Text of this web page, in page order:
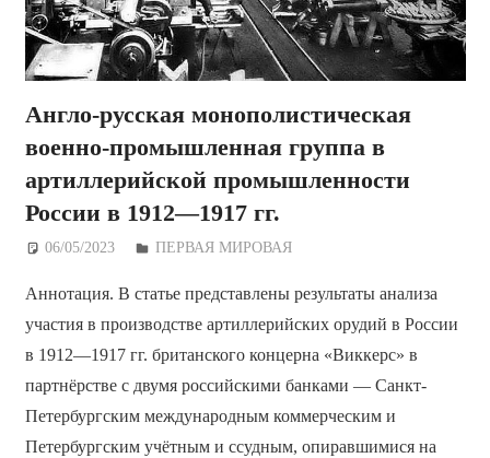
Англо-русская монополистическая
военно-промышленная группа в
артиллерийской промышленности
России в 1912—1917 гг.
06/05/2023 Дежурный по Редакции
ПЕРВАЯ МИРОВАЯ
Аннотация. В статье представлены результаты анализа
участия в производстве артиллерийских орудий в России
в 1912—1917 гг. британского концерна «Виккерс» в
партнёрстве с двумя российскими банками — Санкт-
Петербургским международным коммерческим и
Петербургским учётным и ссудным, опиравшимися на